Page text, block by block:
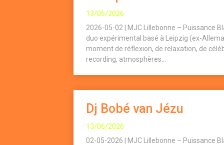
13/06/2026
2026-05-02 | MJC Lillebonne – Puissance
duo expérimental basé à Leipzig (ex-
moment de réflexion, de relaxation, de
recording, atmosphères...
Dj Bobé van Jézu
13/06/2026
02-05-2026 | MJC Lillebonne – Puissance